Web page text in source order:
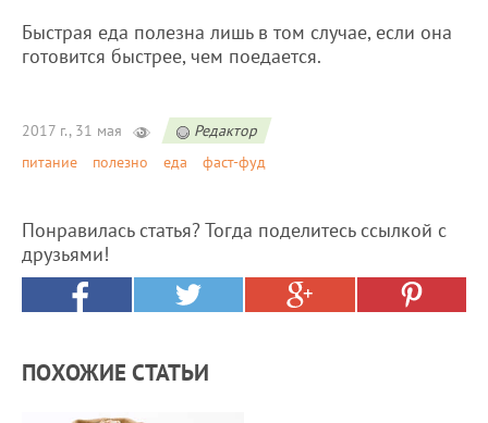
Быстрая еда полезна лишь в том случае, если она
готовится быстрее, чем поедается.
2017 г., 31 мая
Редактор
питание
полезно еда фаст-фуд
Понравилась статья? Тогда поделитесь ссылкой с
друзьями!
ПОХОЖИЕ СТАТЬИ